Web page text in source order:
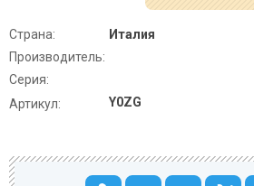
Страна:
Италия
Производитель:
Серия:
Артикул:
Y0ZG